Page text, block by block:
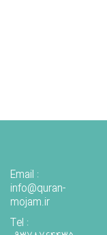
Email :
info@quran-
mojam.ir
Tel :